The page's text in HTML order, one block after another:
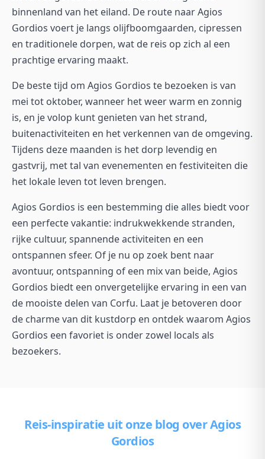
binnenland van het eiland. De route naar Agios
Gordios voert je langs olijfboomgaarden, cipressen
en traditionele dorpen, wat de reis op zich al een
prachtige ervaring maakt.
De beste tijd om Agios Gordios te bezoeken is van
mei tot oktober, wanneer het weer warm en zonnig
is, en je volop kunt genieten van het strand,
buitenactiviteiten en het verkennen van de omgeving.
Tijdens deze maanden is het dorp levendig en
gastvrij, met tal van evenementen en festiviteiten die
het lokale leven tot leven brengen.
Agios Gordios is een bestemming die alles biedt voor
een perfecte vakantie: indrukwekkende stranden,
rijke cultuur, spannende activiteiten en een
ontspannen sfeer. Of je nu op zoek bent naar
avontuur, ontspanning of een mix van beide, Agios
Gordios biedt een onvergetelijke ervaring in een van
de mooiste delen van Corfu. Laat je betoveren door
de charme van dit kustdorp en ontdek waarom Agios
Gordios een favoriet is onder zowel locals als
bezoekers.
Reis-inspiratie uit onze blog over Agios
Gordios